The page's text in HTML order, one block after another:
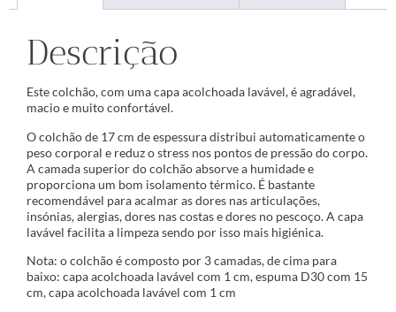
Descrição
Este colchão, com uma capa acolchoada lavável, é agradável,
macio e muito confortável.
O colchão de 17 cm de espessura distribui automaticamente o
peso corporal e reduz o stress nos pontos de pressão do corpo.
A camada superior do colchão absorve a humidade e
proporciona um bom isolamento térmico. É bastante
recomendável para acalmar as dores nas articulações,
insónias, alergias, dores nas costas e dores no pescoço. A capa
lavável facilita a limpeza sendo por isso mais higiénica.
Nota: o colchão é composto por 3 camadas, de cima para
baixo: capa acolchoada lavável com 1 cm, espuma D30 com 15
cm, capa acolchoada lavável com 1 cm